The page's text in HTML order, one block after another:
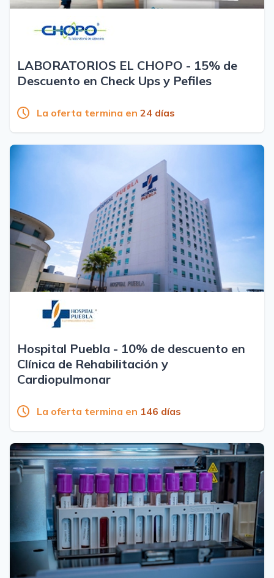
LABORATORIOS EL CHOPO - 15% de
Descuento en Check Ups y Pefiles
La oferta termina en 24 días
Hospital Puebla - 10% de descuento en
Clínica de Rehabilitación y
Cardiopulmonar
La oferta termina en 146 días